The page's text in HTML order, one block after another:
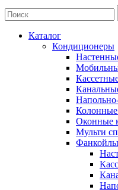
Каталог
Кондиционеры
Оконные
Мульти
Фанкойлы